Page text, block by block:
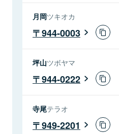
月岡ツキオカ
944-0003
坪山ツボヤマ
944-0222
寺尾テラオ
949-2201